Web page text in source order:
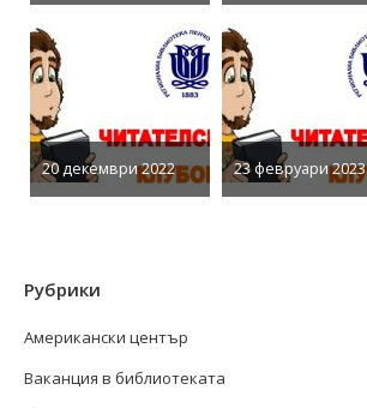
20 декември 2022 23 февруари 2023
Рубрики
Американски център
Ваканция в библиотеката